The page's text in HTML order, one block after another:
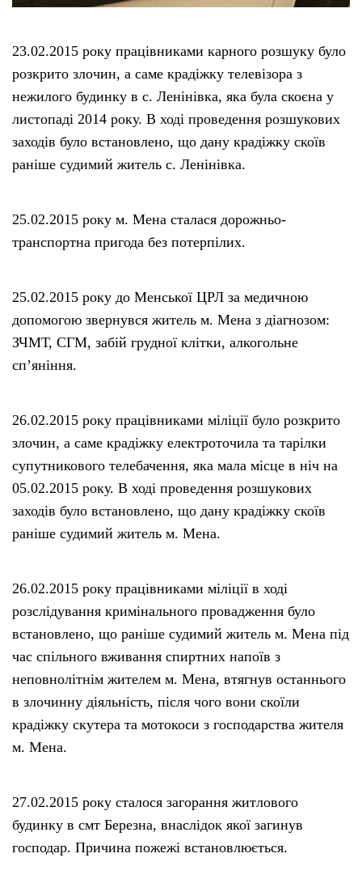
23.02.2015 року працівниками карного розшуку було
розкрито злочин, а саме крадіжку телевізора з
нежилого будинку в с. Ленінівка, яка була скоєна у
листопаді 2014 року. В ході проведення розшукових
заходів було встановлено, що дану крадіжку скоїв
раніше судимий житель с. Ленінівка.
25.02.2015 року м. Мена сталася дорожньо-
транспортна пригода без потерпілих.
25.02.2015 року до Менської ЦРЛ за медичною
допомогою звернувся житель м. Мена з діагнозом:
ЗЧМТ, СГМ, забій грудної клітки, алкогольне
сп’яніння.
26.02.2015 року працівниками міліції було розкрито
злочин, а саме крадіжку електроточила та тарілки
супутникового телебачення, яка мала місце в ніч на
05.02.2015 року. В ході проведення розшукових
заходів було встановлено, що дану крадіжку скоїв
раніше судимий житель м. Мена.
26.02.2015 року працівниками міліції в ході
розслідування кримінального провадження було
встановлено, що раніше судимий житель м. Мена під
час спільного вживання спиртних напоїв з
неповнолітнім жителем м. Мена, втягнув останнього
в злочинну діяльність, після чого вони скоїли
крадіжку скутера та мотокоси з господарства жителя
м. Мена.
27.02.2015 року сталося загорання житлового
будинку в смт Березна, внаслідок якої загинув
господар. Причина пожежі встановлюється.